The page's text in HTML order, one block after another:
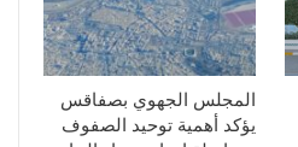
المجلس الجهوي بصفاقس
يؤكد أهمية توحيد الصفوف